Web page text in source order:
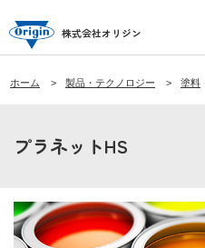
株式会社オリジン
ホーム 製品・テクノロジー 塗料
プラネットHS